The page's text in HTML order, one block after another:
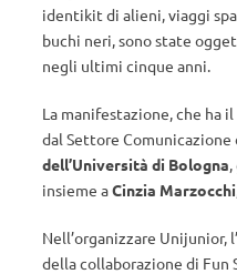
identikit di alieni, viaggi
buchi neri, sono state
negli ultimi cinque anni.
La manifestazione, che ha
dal Settore Comunicazione
dell’Università di Bologna
insieme aCinzia Marzocchi
Nell’organizzare Unijunior,
della collaborazione di Fun